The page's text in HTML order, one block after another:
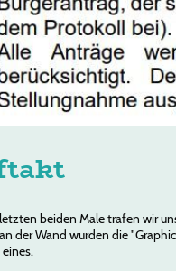
beiden Male trafen wir
der Wand wurden die